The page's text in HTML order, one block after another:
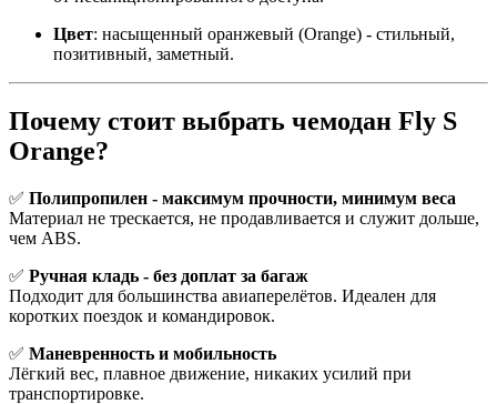
Цвет: насыщенный оранжевый (Orange) - стильный,
позитивный, заметный.
Почему стоит выбрать чемодан Fly S
Orange?
✅ Полипропилен - максимум прочности, минимум веса
Материал не трескается, не продавливается и служит дольше,
чем ABS.
✅ Ручная кладь - без доплат за багаж
Подходит для большинства авиаперелётов. Идеален для
коротких поездок и командировок.
✅ Маневренность и мобильность
Лёгкий вес, плавное движение, никаких усилий при
транспортировке.